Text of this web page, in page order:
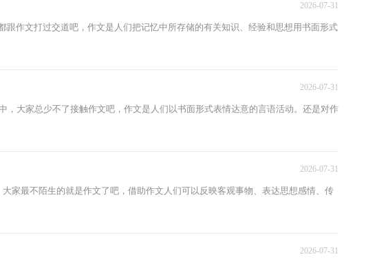
2026-07-31
作文打过交道吧，作文是人们把记忆中所存储的有关知识、经验和思想用书面形式
2026-07-31
大家总少不了接触作文吧，作文是人们以书面形式表情达意的言语活动。还是对作
2026-07-31
家最不陌生的就是作文了吧，借助作文人们可以反映客观事物、表达思想感情、传
2026-07-31